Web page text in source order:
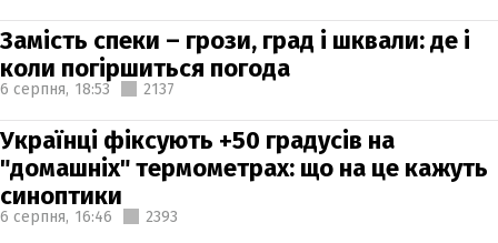
Замість спеки – грози, град і шквали: де і
коли погіршиться погода
6 серпня, 18:53 2137
Українці фіксують +50 градусів на
"домашніх" термометрах: що на це кажуть
синоптики
6 серпня, 16:46 2393